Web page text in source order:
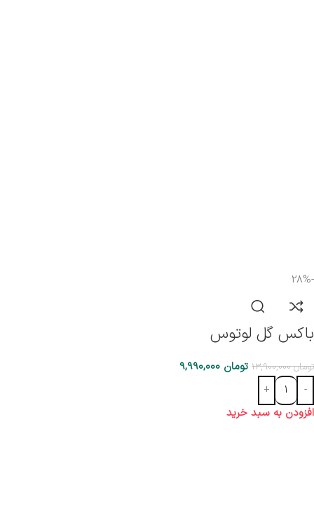
-28%
باکس گل لوتوس
تومان13,900,000 تومان
افزودن به سبد خرید